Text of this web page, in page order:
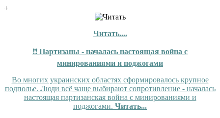
+
Читать....
❗❗ Партизаны - началась настоящая война с
минированиями и поджогами
Во многих украинских областях сформировалось крупное
подполье. Люди всё чаще выбирают сопротивление - началась
настоящая партизанская война с минированиями и
поджогами. Читать...